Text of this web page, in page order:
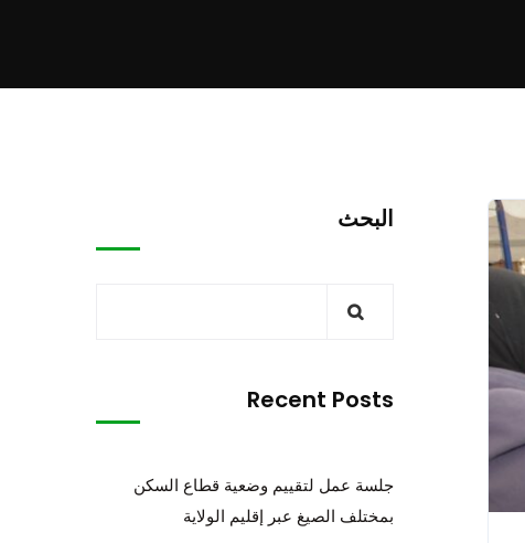
البحث
Recent Posts
جلسة عمل لتقييم وضعية قطاع السكن
بمختلف الصيغ عبر إقليم الولاية